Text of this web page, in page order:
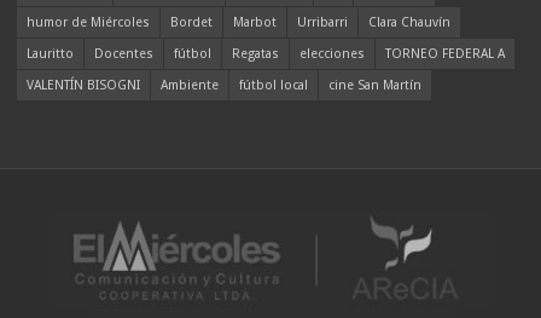
humor de Miércoles
Bordet Marbot Urribarri
Clara Chauvín
Lauritto
Docentes fútbol Regatas elecciones
TORNEO FEDERAL A
VALENTÍN BISOGNI
Ambiente fútbol local cine San Martín